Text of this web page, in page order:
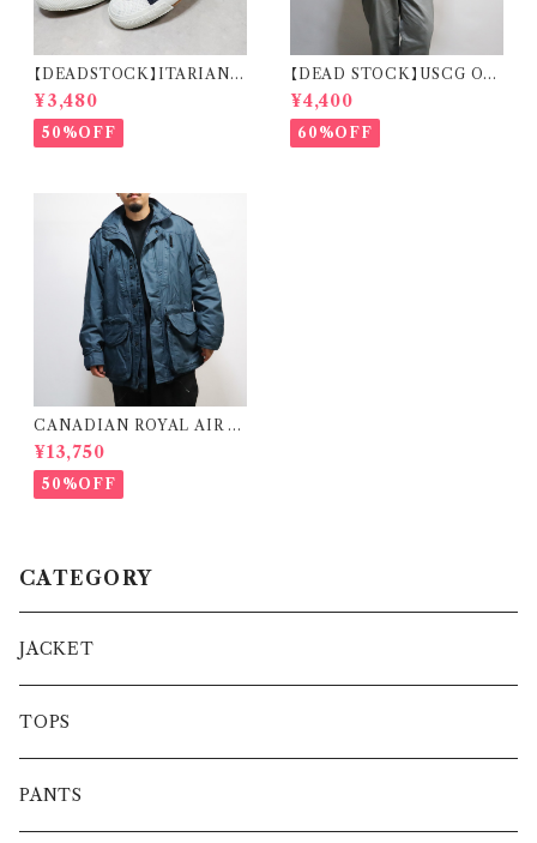
【DEADSTOCK】ITARIAN
MILITARY M.M. DECK S
HOES イタリア海軍 デッキシュ
ーズ 箱付き デッドストック
¥3,480
50%OFF
【DEAD STOCK】USCG OD
U SHIRT REMAKE CARDI
GAN 米国沿岸警備隊 オペレー
ションジャケット リメイク カーデ
ィガン
¥4,400
60%OFF
CANADIAN ROYAL AIR F
ORCE COLD & WET WEA
THER PARKA カナディアンゴ
アテックス カナダ軍 ロイヤルエ
アフォース
¥13,750
50%OFF
CATEGORY
JACKET
TOPS
PANTS